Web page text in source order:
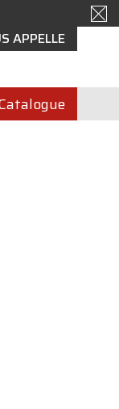
APPELLE